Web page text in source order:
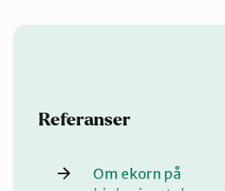
Referanser
Om ekorn på